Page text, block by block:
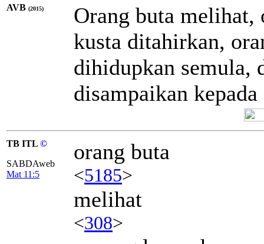
AVB (2015)
Orang buta melihat,
kusta ditahirkan,
dihidupkan semula,
disampaikan
TB ITL ©
SABDAweb
Mat 11:5
orang buta
<5185>
melihat
<308>